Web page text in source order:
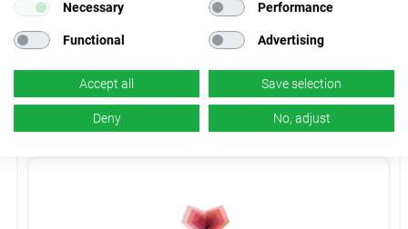
Ähnliche Kampagnen
Necessary Performance
Functional Advertising
Accept all Save selection
Deny No, adjust